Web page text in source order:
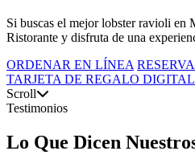
Si buscas el mejor lobster ravioli en
Ristorante y disfruta de una
ORDENAR EN LÍNEA
TARJETA DE REGALO DIGITAL
Scroll
Testimonios
Lo Que Dicen